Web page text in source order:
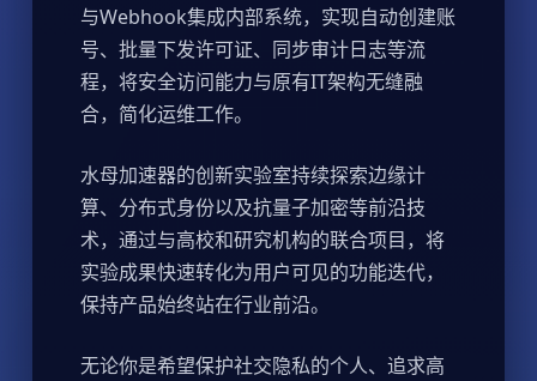
与Webhook集成内部系统，实现自动创建账
号、批量下发许可证、同步审计日志等流
程，将安全访问能力与原有IT架构无缝融
合，简化运维工作。
水母加速器的创新实验室持续探索边缘计
算、分布式身份以及抗量子加密等前沿技
术，通过与高校和研究机构的联合项目，将
实验成果快速转化为用户可见的功能迭代，
保持产品始终站在行业前沿。
无论你是希望保护社交隐私的个人、追求高